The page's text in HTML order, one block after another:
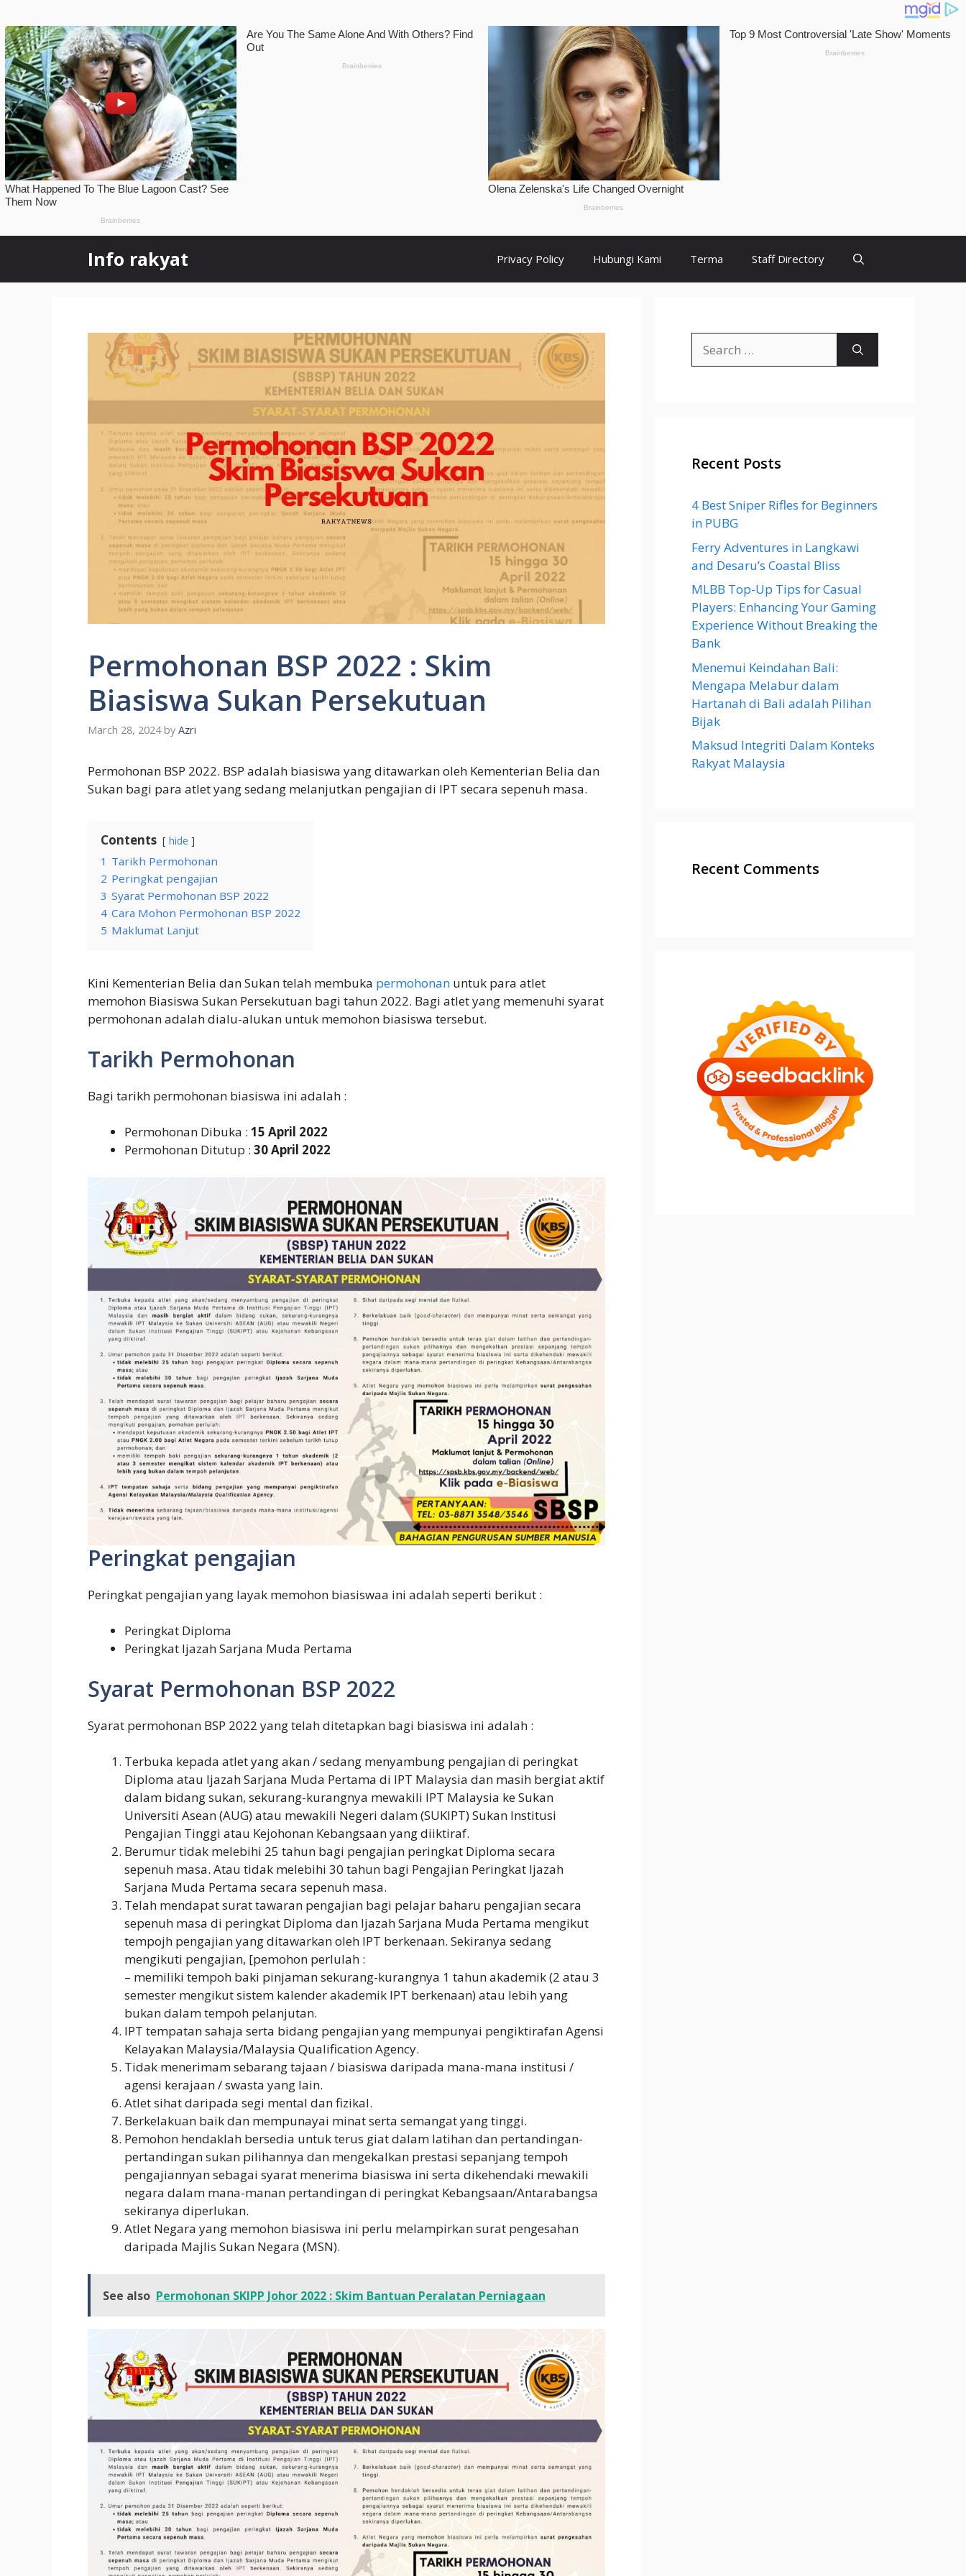
content
Info rakyat Privacy Policy Hubungi Kami Terma Staff Directory
Permohonan BSP 2022 : Skim
Biasiswa Sukan Persekutuan
March 28, 2024 by Azri
Permohonan BSP 2022. BSP adalah biasiswa yang ditawarkan oleh Kementerian Belia dan
Sukan bagi para atlet yang sedang melanjutkan pengajian di IPT secara sepenuh masa.
Contents hide
1 Tarikh Permohonan
2 Peringkat pengajian
3 Syarat Permohonan BSP 2022
4 Cara Mohon Permohonan BSP 2022
5 Maklumat Lanjut
Kini Kementerian Belia dan Sukan telah membuka permohonan untuk para atlet
memohon Biasiswa Sukan Persekutuan bagi tahun 2022. Bagi atlet yang memenuhi syarat
permohonan adalah dialu-alukan untuk memohon biasiswa tersebut.
Tarikh Permohonan
Bagi tarikh permohonan biasiswa ini adalah :
Permohonan Dibuka : 15 April 2022
Permohonan Ditutup : 30 April 2022
Peringkat pengajian
Peringkat pengajian yang layak memohon biasiswaa ini adalah seperti berikut :
Peringkat Diploma
Peringkat Ijazah Sarjana Muda Pertama
Syarat Permohonan BSP 2022
Syarat permohonan BSP 2022 yang telah ditetapkan bagi biasiswa ini adalah :
Terbuka kepada atlet yang akan / sedang menyambung pengajian di peringkat
Diploma atau Ijazah Sarjana Muda Pertama di IPT Malaysia dan masih bergiat aktif
dalam bidang sukan, sekurang-kurangnya mewakili IPT Malaysia ke Sukan
Universiti Asean (AUG) atau mewakili Negeri dalam (SUKIPT) Sukan Institusi
Pengajian Tinggi atau Kejohonan Kebangsaan yang diiktiraf.
Berumur tidak melebihi 25 tahun bagi pengajian peringkat Diploma secara
sepenuh masa. Atau tidak melebihi 30 tahun bagi Pengajian Peringkat Ijazah
Sarjana Muda Pertama secara sepenuh masa.
Telah mendapat surat tawaran pengajian bagi pelajar baharu pengajian secara
sepenuh masa di peringkat Diploma dan Ijazah Sarjana Muda Pertama mengikut
tempojh pengajian yang ditawarkan oleh IPT berkenaan. Sekiranya sedang
mengikuti pengajian, [pemohon perlulah :
– memiliki tempoh baki pinjaman sekurang-kurangnya 1 tahun akademik (2 atau 3
semester mengikut sistem kalender akademik IPT berkenaan) atau lebih yang
bukan dalam tempoh pelanjutan.
IPT tempatan sahaja serta bidang pengajian yang mempunyai pengiktirafan Agensi
Kelayakan Malaysia/Malaysia Qualification Agency.
Tidak menerimam sebarang tajaan / biasiswa daripada mana-mana institusi /
agensi kerajaan / swasta yang lain.
Atlet sihat daripada segi mental dan fizikal.
Berkelakuan baik dan mempunayai minat serta semangat yang tinggi.
Pemohon hendaklah bersedia untuk terus giat dalam latihan dan pertandingan-
pertandingan sukan pilihannya dan mengekalkan prestasi sepanjang tempoh
pengajiannyan sebagai syarat menerima biasiswa ini serta dikehendaki mewakili
negara dalam mana-manan pertandingan di peringkat Kebangsaan/Antarabangsa
sekiranya diperlukan.
Atlet Negara yang memohon biasiswa ini perlu melampirkan surat pengesahan
daripada Majlis Sukan Negara (MSN).
See also Permohonan SKIPP Johor 2022 : Skim Bantuan Peralatan Perniagaan
for:
Recent Posts
4 Best Sniper Rifles for Beginners
in PUBG
Ferry Adventures in Langkawi
and Desaru’s Coastal Bliss
MLBB Top-Up Tips for Casual
Players: Enhancing Your Gaming
Experience Without Breaking the
Bank
Menemui Keindahan Bali:
Mengapa Melabur dalam
Hartanah di Bali adalah Pilihan
Bijak
Maksud Integriti Dalam Konteks
Rakyat Malaysia
Recent Comments